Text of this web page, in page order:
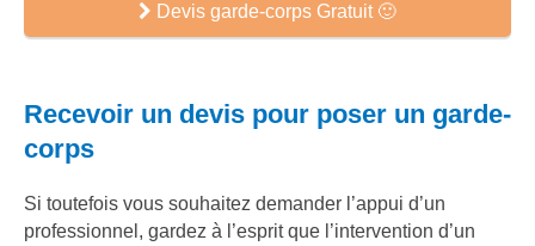
Devis garde-corps Gratuit 🙂
Recevoir un devis pour poser un garde-
corps
Si toutefois vous souhaitez demander l’appui d’un
professionnel, gardez à l’esprit que l’intervention d’un